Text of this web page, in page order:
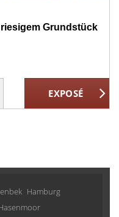
Grundstück
Hamburg